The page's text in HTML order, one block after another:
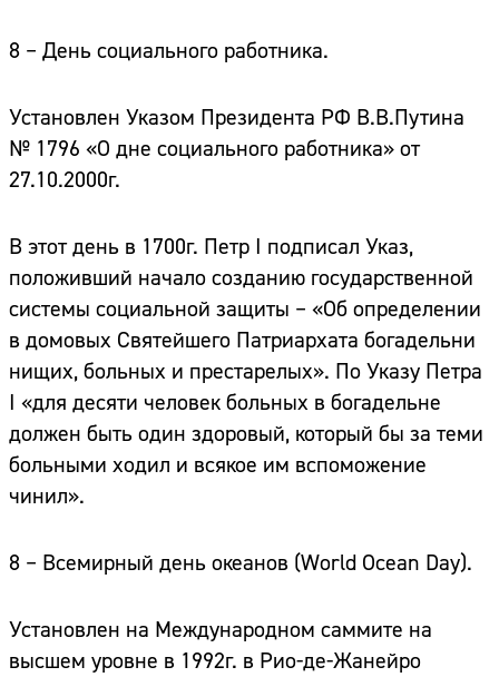
8 – День социального работника.
Установлен Указом Президента РФ В.В.Путина
№ 1796 «О дне социального работника» от
27.10.2000г.
В этот день в 1700г. Петр I подписал Указ,
положивший начало созданию государственной
системы социальной защиты – «Об определении
в домовых Святейшего Патриархата богадельни
нищих, больных и престарелых». По Указу Петра
I «для десяти человек больных в богадельне
должен быть один здоровый, который бы за теми
больными ходил и всякое им вспоможение
чинил».
8 – Всемирный день океанов (World Ocean Day).
Установлен на Международном саммите на
высшем уровне в 1992г. в Рио-де-Жанейро